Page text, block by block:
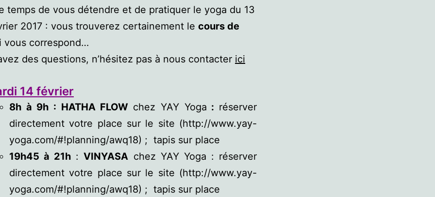
temps de vous détendre et de pratiquer le yoga du 13
2017 : vous trouverez certainement le cours de
vous correspond…
des questions, n’hésitez pas à nous contacter ici
14 février
8h à 9h : HATHA FLOW chez YAY Yoga : réserver
directement votre place sur le site (http://www.yay-
yoga.com/#!planning/awq18) ; tapis sur place
19h45 à 21h :VINYASA chez YAY Yoga : réserver
directement votre place sur le site (http://www.yay-
yoga.com/#!planning/awq18) ; tapis sur place